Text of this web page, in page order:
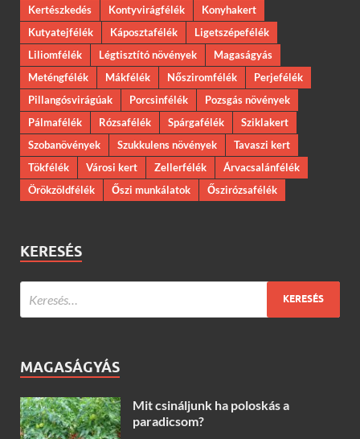
Kertészkedés
Kontyvirágfélék
Konyhakert
Kutyatejfélék
Káposztafélék
Ligetszépefélék
Liliomfélék
Légtisztító növények
Magaságyás
Meténgfélék
Mákfélék Nősziromfélék
Perjefélék
Pillangósvirágúak
Porcsinfélék
Pozsgás növények
Pálmafélék
Rózsafélék Spárgafélék
Sziklakert
Szobanövények
Szukkulens növények
Tavaszi kert
Tökfélék
Városi kert Zellerfélék
Árvacsalánfélék
Örökzöldfélék
Őszi munkálatok Őszirózsafélék
KERESÉS
MAGASÁGYÁS
Mit csináljunk ha poloskás a
paradicsom?